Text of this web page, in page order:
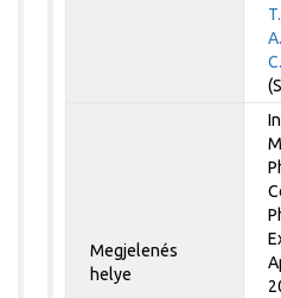
T.
Megjelenés
helye